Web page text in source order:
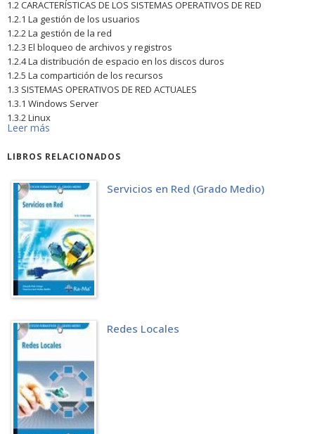
1.2 CARACTERÍSTICAS DE LOS SISTEMAS OPERATIVOS DE RED
1.2.1 La gestión de los usuarios
1.2.2 La gestión de la red
1.2.3 El bloqueo de archivos y registros
1.2.4 La distribución de espacio en los discos duros
1.2.5 La compartición de los recursos
1.3 SISTEMAS OPERATIVOS DE RED ACTUALES
1.3.1 Windows Server
1.3.2 Linux
INSTALACIÓN DE UN SISTEMA OPERATIVO EN RED. WINDOWS SERVER
2.1 CARACTERÍSTICAS DE WINDOWS SERVER
2.1.2 Windows Server 2008
2.1.2.1 Opción de instalación básica de Windows Server 2008
2.2 CONSIDERACIONES PREVIAS ANTES DE LA INSTALACIÓN
2.3 PROCEDIENDO CON LA INSTALACIÓN
2.3.1 Con Windows Server 2003
2.3.2 Con Windows Server 2008
2.3.2.1 Finalizando la instalación
2.4 CÓMO CONFIGURAR EL SERVIDOR
2.4.1 Agregar funciones en Windows Server 2003
2.4.2.1 Eliminar funciones del servidor
2.4.2.2 Agregar características
2.6 LA INSTALACIÓN DESATENDIDA DE VARIOS EQUIPOS
2.6.1 El Administrador de instalaciones de Windows Server 2003
2.6.1.1 Instalación desatendida
2.7 ACTIVACIÓN DE PRODUCTO DE WINDOWS
2.7.1 Activación de Windows Server 2003
Leer más
LIBROS RELACIONADOS
Servicios en Red (Grado Medio)
Redes Locales